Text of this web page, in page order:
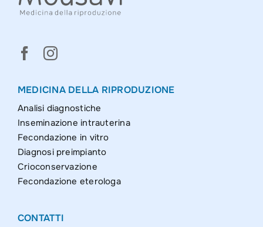
MEDICINA DELLA RIPRODUZIONE
Analisi diagnostiche
Inseminazione intrauterina
Fecondazione in vitro
Diagnosi preimpianto
Crioconservazione
Fecondazione eterologa
CONTATTI